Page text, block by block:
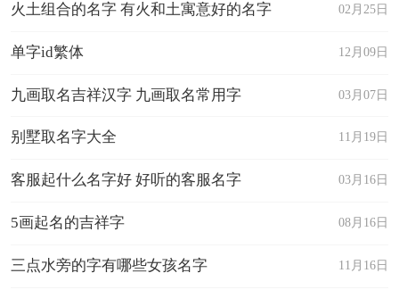
02月25日
火土组合的名字 有火和土寓意好的名字
12月09日
单字id繁体
03月07日
九画取名吉祥汉字 九画取名常用字
11月19日
别墅取名字大全
03月16日
客服起什么名字好 好听的客服名字
08月16日
5画起名的吉祥字
11月16日
三点水旁的字有哪些女孩名字